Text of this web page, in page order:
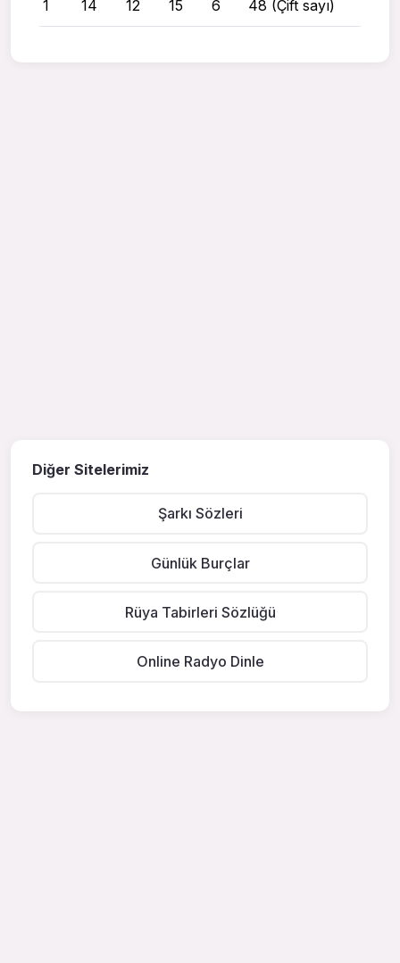
1 14 12 15 6 48 (Çift sayı)
Diğer Sitelerimiz
Şarkı Sözleri
Günlük Burçlar
Rüya Tabirleri Sözlüğü
Online Radyo Dinle